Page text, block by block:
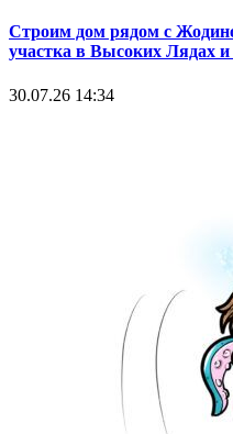
Строим дом рядом с
участка в Высоких Лядах
30.07.26 14:34